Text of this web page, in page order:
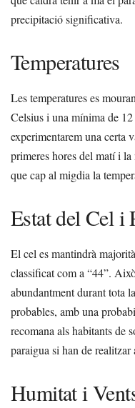
precipitació significativa.
Temperatures
Les temperatures es
Celsius i una mínima de
experimentarem una certa
primeres hores del matí i
que cap al migdia la
Estat del Cel i
El cel es mantindrà
classificat com a “44”.
abundantment durant tota
probables, amb una
recomana als habitants de
paraigua si han de
Humitat i